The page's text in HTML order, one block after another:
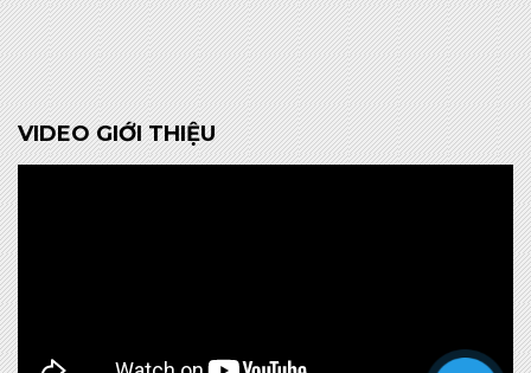
VIDEO GIỚI THIỆU